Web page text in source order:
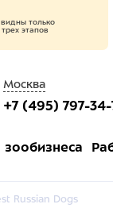
только
этапов
Москва
+7 (495) 797-34-
Russian Dogs